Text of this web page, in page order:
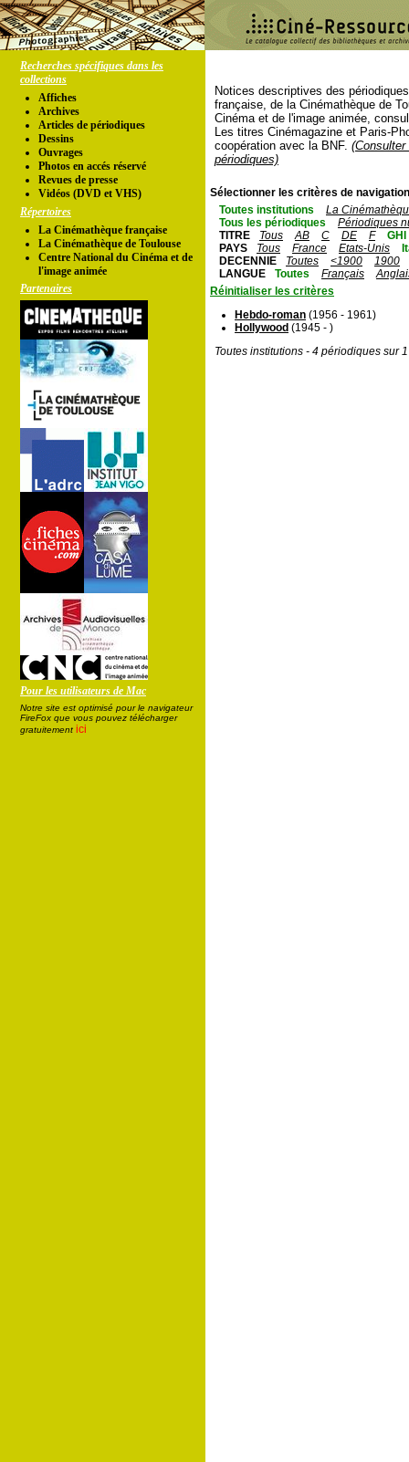
Recherches spécifiques dans les
collections
Affiches
Archives
Articles de périodiques
Dessins
Ouvrages
Photos en accés réservé
Revues de presse
Vidéos (DVD et VHS)
Répertoires
La Cinémathèque française
La Cinémathèque de Toulouse
Centre National du Cinéma et de
l'image animée
Partenaires
Pour les utilisateurs de Mac
Notre site est optimisé pour le navigateur
FireFox que vous pouvez télécharger
gratuitement ici
Notices descriptives des
française, de la Cinémathèque de
Cinéma et de l'image animée,
Les titres Cinémagazine et Paris-
coopération avec la BNF.
périodiques)
Sélectionner les critères de
Toutes institutions
La
Tous les périodiques
Périodiques
TITRE
Tous AB C DE F
GHI
PAYS
Tous France Etats-Unis
DECENNIE
Toutes <1900
1900
LANGUE
Toutes Français
Réinitialiser les critères
Hebdo-roman (1956 - 1961)
Hollywood (1945 - )
Toutes institutions - 4 périodiques sur